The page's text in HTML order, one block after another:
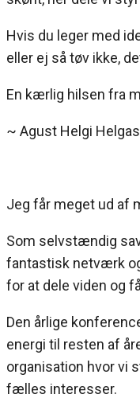
Hvis du leger med
eller ej så tøv ikke,
En kærlig hilsen fra
~ Agust Helgi
Jeg får meget ud af
Som selvstændig
fantastisk netværk
for at dele viden og
Den årlige
energi til resten af
organisation hvor vi
fælles interesser.